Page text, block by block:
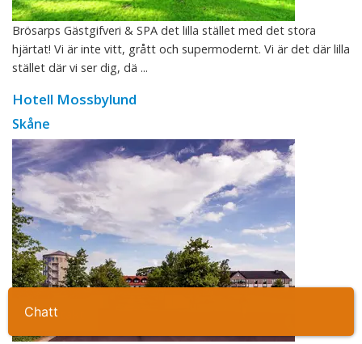
Ta kontakt
Brösarps Gästgifveri & SPA det lilla stället med det stora
hjärtat! Vi är inte vitt, grått och supermodernt. Vi är det där lilla
stället där vi ser dig, dä ...
Hotell Mossbylund
Skåne
Chatt